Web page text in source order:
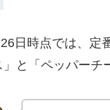
日時点では、定
」と「ペッパーチ